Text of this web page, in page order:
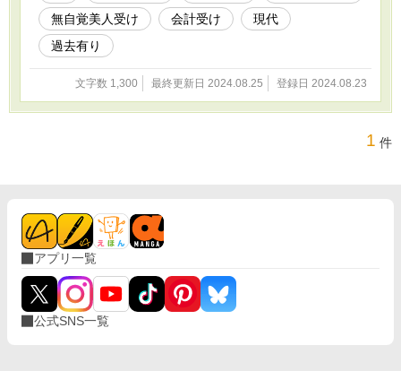
無自覚美人受け
会計受け
現代
過去有り
文字数 1,300 最終更新日 2024.08.25 登録日 2024.08.23
1 件
アプリ一覧
公式SNS一覧